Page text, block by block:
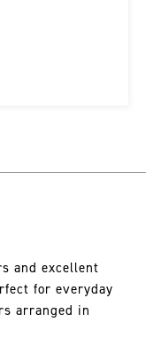
and excellent
for everyday
arranged in